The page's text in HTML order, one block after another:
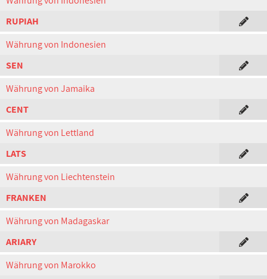
RUPIAH
Währung von Indonesien
SEN
Währung von Jamaika
CENT
Währung von Lettland
LATS
Währung von Liechtenstein
FRANKEN
Währung von Madagaskar
ARIARY
Währung von Marokko